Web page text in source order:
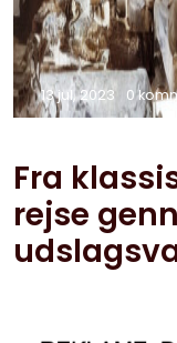
13 jul, 2023 0
Fra
rejse